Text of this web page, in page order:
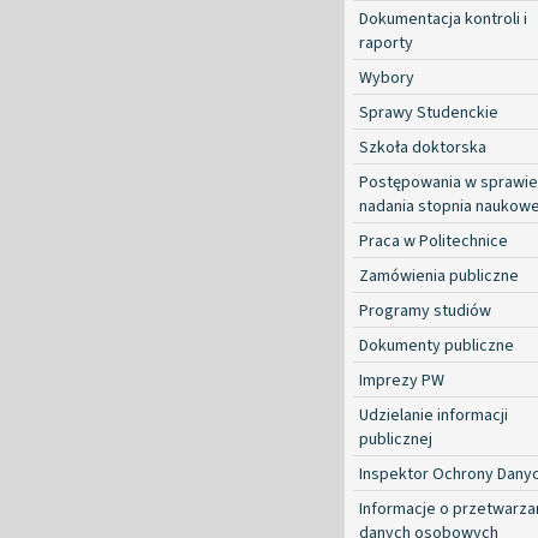
Dokumentacja kontroli i
raporty
Wybory
Sprawy Studenckie
Szkoła doktorska
Postępowania w sprawie
nadania stopnia
Praca w Politechnice
Zamówienia publiczne
Programy studiów
Dokumenty publiczne
Imprezy PW
Udzielanie informacji
publicznej
Inspektor Ochrony
Informacje o
danych osobowych